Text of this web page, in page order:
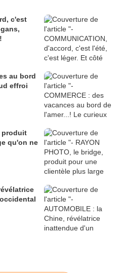
c'est
au bord
effroi
produit
qu'on ne